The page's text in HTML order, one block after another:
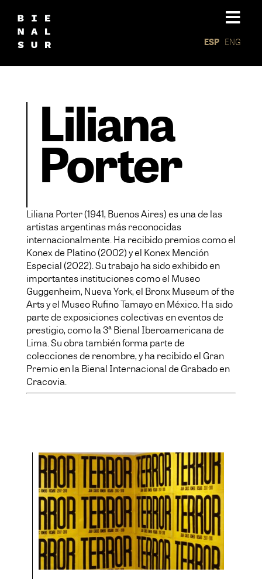
ESP ENG
Liliana
Porter
Liliana Porter (1941, Buenos Aires) es una de las
artistas argentinas más reconocidas
internacionalmente. Ha recibido premios como el
Konex de Platino (2002) y el Konex Mención
Especial (2022). Su trabajo ha sido exhibido en
importantes instituciones como el Museo
Guggenheim, Nueva York, el Bronx Museum of the
Arts y el Museo Rufino Tamayo en México. Ha sido
parte de exposiciones colectivas en eventos de
prestigio, como la 3ª Bienal Iberoamericana de
Lima. Su obra también forma parte de
colecciones de renombre, y ha recibido el Gran
Premio en la Bienal Internacional de Grabado en
Cracovia.